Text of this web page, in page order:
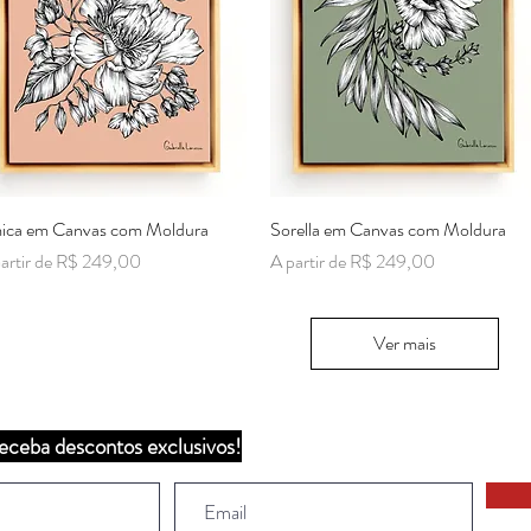
Visualização rápida
em Canvas com Moldura
deR$ 249,00
promocional
Visualização rápida
Sorella em Canvas com Moldura
A partir deR$ 249,00
Preço promocional
Ver mais
descontos exclusivos!